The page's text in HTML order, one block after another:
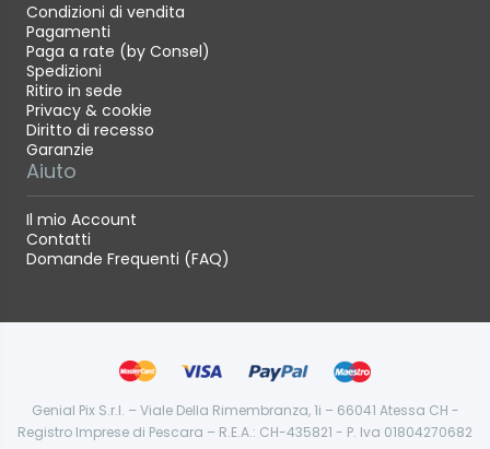
Condizioni di vendita
Pagamenti
Paga a rate (by Consel)
Spedizioni
Ritiro in sede
Privacy & cookie
Diritto di recesso
Garanzie
Aiuto
Il mio Account
Contatti
Domande Frequenti (FAQ)
Genial Pix S.r.l. – Viale Della Rimembranza, 1i – 66041 Atessa CH -
Registro Imprese di Pescara – R.E.A.: CH-435821 - P. Iva 01804270682